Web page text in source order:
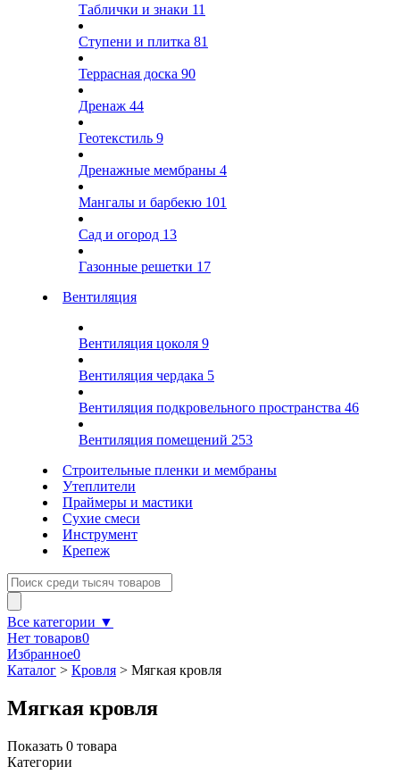
Таблички и знаки 11
Ступени и плитка 81
Террасная доска 90
Дренаж 44
Геотекстиль 9
Дренажные мембраны 4
Мангалы и барбекю 101
Сад и огород 13
Газонные решетки 17
Вентиляция
Вентиляция цоколя 9
Вентиляция чердака 5
Вентиляция подкровельного пространства 46
Вентиляция помещений 253
Строительные пленки и мембраны
Утеплители
Праймеры и мастики
Сухие смеси
Инструмент
Крепеж
Все категории ▼
Нет товаров0
Избранное0
Каталог > Кровля > Мягкая кровля
Мягкая кровля
Показать 0 товара
Категории